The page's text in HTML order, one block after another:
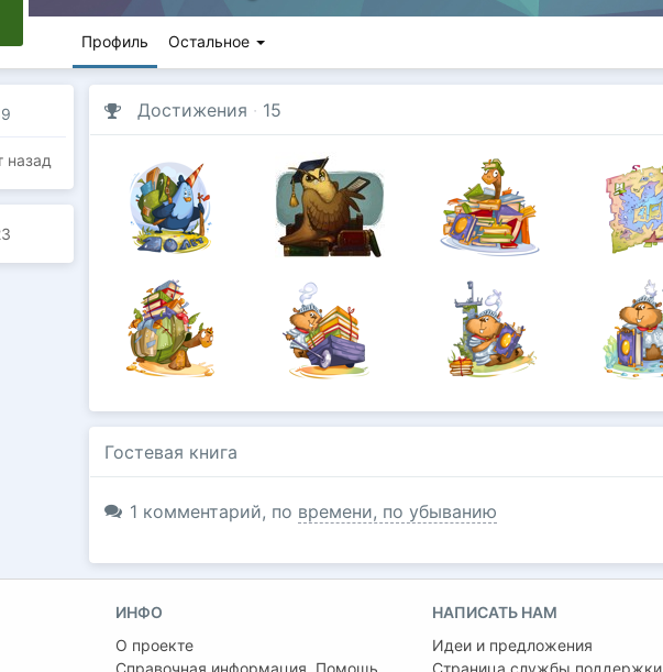
Профиль Остальное
назад
Достижения · 15
Гостевая книга
1 комментарий, по времени, по убыванию
ИНФО
О проекте
Справочная информация. Помощь
НАПИСАТЬ НАМ
Идеи и предложения
Страница службы поддержки